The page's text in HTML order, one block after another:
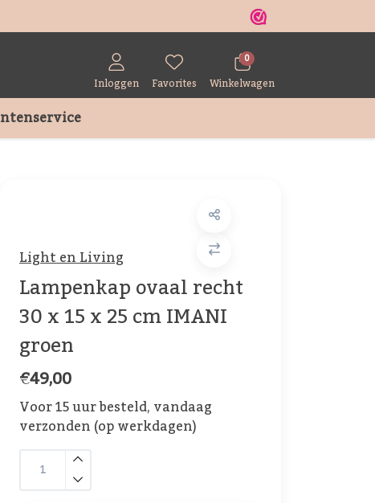
Inloggen Favorites
0
Winkelwagen
Light en Living
Lampenkap ovaal recht
30 x 15 x 25 cm IMANI
groen
€49,00
Voor 15 uur besteld, vandaag
verzonden (op werkdagen)